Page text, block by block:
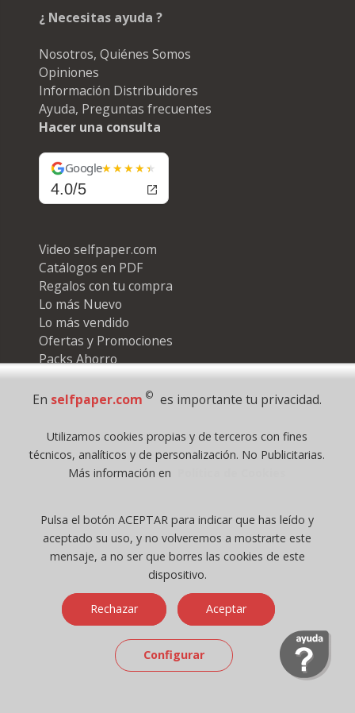
¿ Necesitas ayuda ?
Nosotros, Quiénes Somos
Opiniones
Información Distribuidores
Ayuda, Preguntas frecuentes
Hacer una consulta
Google
4.0/5
Video selfpaper.com
Catálogos en PDF
Regalos con tu compra
Lo más Nuevo
Lo más vendido
Ofertas y Promociones
Packs Ahorro
Las mejores marcas
Productos Sostenibles
Información legal
Aviso Legal
Política de Privacidad
Cookies
Mapa web - Sitemap
En selfpaper.com © es importante tu privacidad.
Utilizamos cookies propias y de terceros con fines
técnicos, analíticos y de personalización. No Publicitarias.
Más información en
Pulsa el botón ACEPTAR para indicar que has leído y
aceptado su uso, y no volveremos a mostrarte este
mensaje, a no ser que borres las cookies de este
dispositivo.
Rechazar Aceptar
Configurar